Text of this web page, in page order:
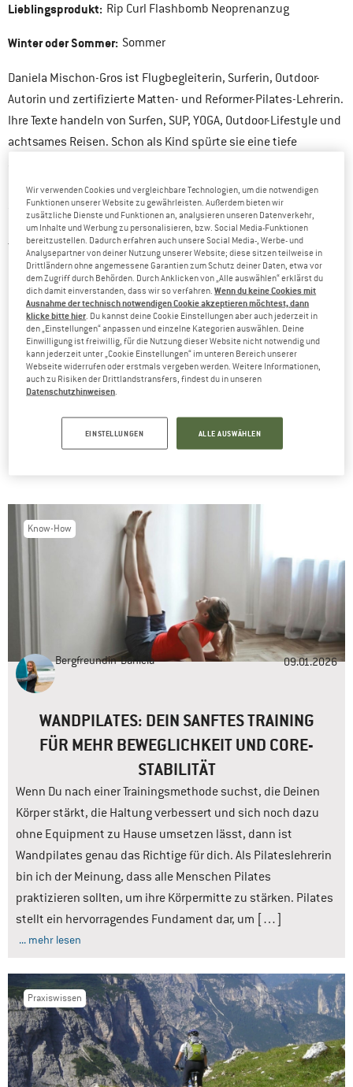
Lieblingsprodukt: Rip Curl Flashbomb Neoprenanzug
Winter oder Sommer: Sommer
Daniela Mischon-Gros ist Flugbegleiterin, Surferin, Outdoor-
Autorin und zertifizierte Matten- und Reformer-Pilates-Lehrerin.
Ihre Texte handeln von Surfen, SUP, YOGA, Outdoor-Lifestyle und
achtsames Reisen. Schon als Kind spürte sie eine tiefe
endgültig zum Surfen brachte. Seitdem reist sie regelmäßig zu
Surfspots wie Bali, Portugal und Panama und verbindet ihren
Beruf mit Outdoorsport und Reisen. Ihre Texte erzählen von
Themen wie Surfen, SUP, Yoga, Outdoor-Lifestyle und
nachhaltiges Reisen. Daniela zeigt, wie sich Beruf und
Leidenschaft für den Outdoorsport vereinen lassen.
LIEBLINGE VON DANIELA
ZUM SHOP
ARTIKEL VON DANIELA
Know-How
Bergfreundin Daniela 09.01.2026
WANDPILATES: DEIN SANFTES TRAINING
FÜR MEHR BEWEGLICHKEIT UND CORE-
STABILITÄT
Wenn Du nach einer Trainingsmethode suchst, die Deinen
Körper stärkt, die Haltung verbessert und sich noch dazu
ohne Equipment zu Hause umsetzen lässt, dann ist
Wandpilates genau das Richtige für dich. Als Pilateslehrerin
bin ich der Meinung, dass alle Menschen Pilates
praktizieren sollten, um ihre Körpermitte zu stärken. Pilates
stellt ein hervorragendes Fundament dar, um […]
... mehr lesen
Praxiswissen
Wir verwenden Cookies und vergleichbare Technologien, um die notwendigen
Funktionen unserer Website zu gewährleisten. Außerdem bieten wir
zusätzliche Dienste und Funktionen an, analysieren unseren Datenverkehr,
um Inhalte und Werbung zu personalisieren, bzw. Social Media-Funktionen
bereitzustellen. Dadurch erfahren auch unsere Social Media-, Werbe- und
Analysepartner von deiner Nutzung unserer Website; diese sitzen teilweise in
Drittländern ohne angemessene Garantien zum Schutz deiner Daten, etwa vor
dem Zugriff durch Behörden. Durch Anklicken von „Alle auswählen“ erklärst du
dich damit einverstanden, dass wir so verfahren.Wenn du keine Cookies mit
Ausnahme der technisch notwendigen Cookie akzeptieren möchtest, dann
klicke bitte hier . Du kannst deine Cookie Einstellungen aber auch jederzeit in
den „Einstellungen“ anpassen und einzelne Kategorien auswählen. Deine
Einwilligung ist freiwillig, für die Nutzung dieser Website nicht notwendig und
kann jederzeit unter „Cookie Einstellungen“ im unteren Bereich unserer
Webseite widerrufen oder erstmals vergeben werden. Weitere Informationen,
auch zu Risiken der Drittlandstransfers, findest du in unseren
Datenschutzhinweisen
EINSTELLUNGEN ALLE AUSWÄHLEN